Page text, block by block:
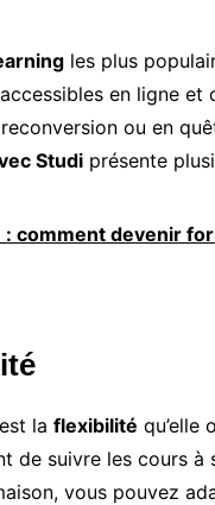
les plus
en ligne et
ou en
Studi présente
: comment devenir
la flexibilité qu’elle
de suivre les cours
vous pouvez